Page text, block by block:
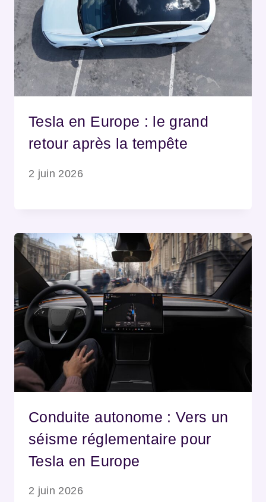
Tesla en Europe : le grand
retour après la tempête
2 juin 2026
Conduite autonome : Vers un
séisme réglementaire pour
Tesla en Europe
2 juin 2026